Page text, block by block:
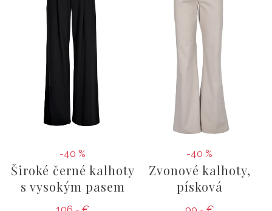
-40 %
Široké černé kalhoty
s vysokým pasem
-40 %
Zvonové kalhoty,
písková